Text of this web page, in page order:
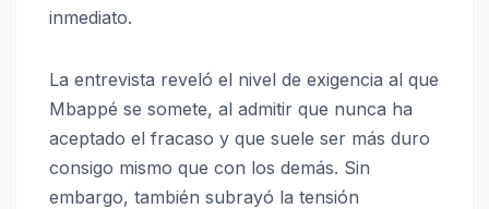
inmediato.
La entrevista reveló el nivel de exigencia al que
Mbappé se somete, al admitir que nunca ha
aceptado el fracaso y que suele ser más duro
consigo mismo que con los demás. Sin
embargo, también subrayó la tensión